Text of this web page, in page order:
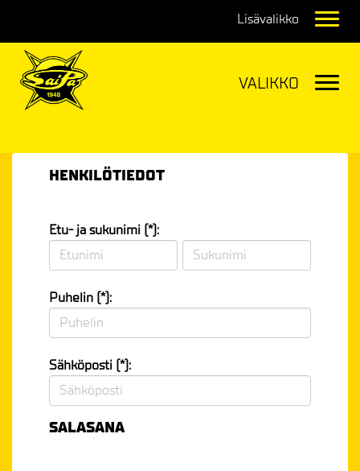
HENKILÖTIEDOT
Etu- ja sukunimi (*):
Puhelin (*):
Sähköposti (*):
SALASANA